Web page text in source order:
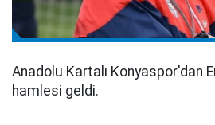
Anadolu Kartalı Konyaspor'dan
hamlesi geldi.